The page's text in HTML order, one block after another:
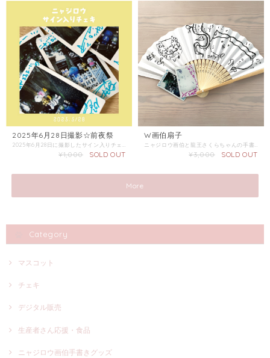
2025年6月28日撮影☆前夜祭
2025年6月28日に撮影したサイン入りチェキです。 チェキは選べません。こちらにお任せください。 複数枚購入の際はなるべくかぶらないチェキをお選びしますが、必ずお約束できないのでご了承ください。 この商品単体のみでの配送は「普通郵便」をご選択ください。 同梱商品がある場合は、そちらの配送方法を確認し「金額が上の方」をご選択ください。
¥1,000 SOLD OUT
W画伯扇子
ニャジロウ画伯と龍王さくらちゃんの手書きの扇子です。 内容：扇子1、チェキ2 この商品の配送は「宅配便コンパクト/レターパック」をご選択ください。 同梱商品がある場合は、そちらの配送方法を確認し「金額が上の方」をご選択ください。
¥3,000 SOLD OUT
More
Category
マスコット
チェキ
デジタル販売
生産者さん応援・食品
ニャジロウ画伯手書きグッズ